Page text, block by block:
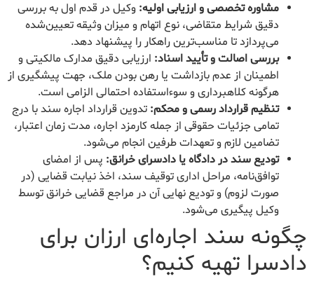
مشاوره تخصصی و ارزیابی اولیه: وکیل در قدم اول به بررسی
دقیق شرایط متقاضی، نوع اتهام و میزان وثیقه تعیین‌شده
می‌پردازد تا مناسب‌ترین راهکار را پیشنهاد دهد.
بررسی اصالت و تأیید اسناد: ارزیابی دقیق مدارک مالکیتی و
اطمینان از عدم بازداشت یا رهن بودن ملک، جهت پیشگیری از
هرگونه کلاهبرداری و سوءاستفاده احتمالی الزامی است.
تنظیم قرارداد رسمی و محکم: تدوین قرارداد اجاره سند با درج
تمامی جزئیات حقوقی از جمله کارمزد اجاره، مدت زمان اعتبار،
تضامین لازم و تعهدات طرفین انجام می‌شود.
تودیع سند در دادگاه یا دادسرای خرانق: پس از امضای
توافق‌نامه، مراحل اداری توقیف سند، اخذ نیابت قضایی (در
صورت لزوم) و تودیع نهایی آن در مراجع قضایی خرانق توسط
وکیل پیگیری می‌شود.
چگونه سند اجاره‌ای ارزان برای
دادسرا تهیه کنیم؟